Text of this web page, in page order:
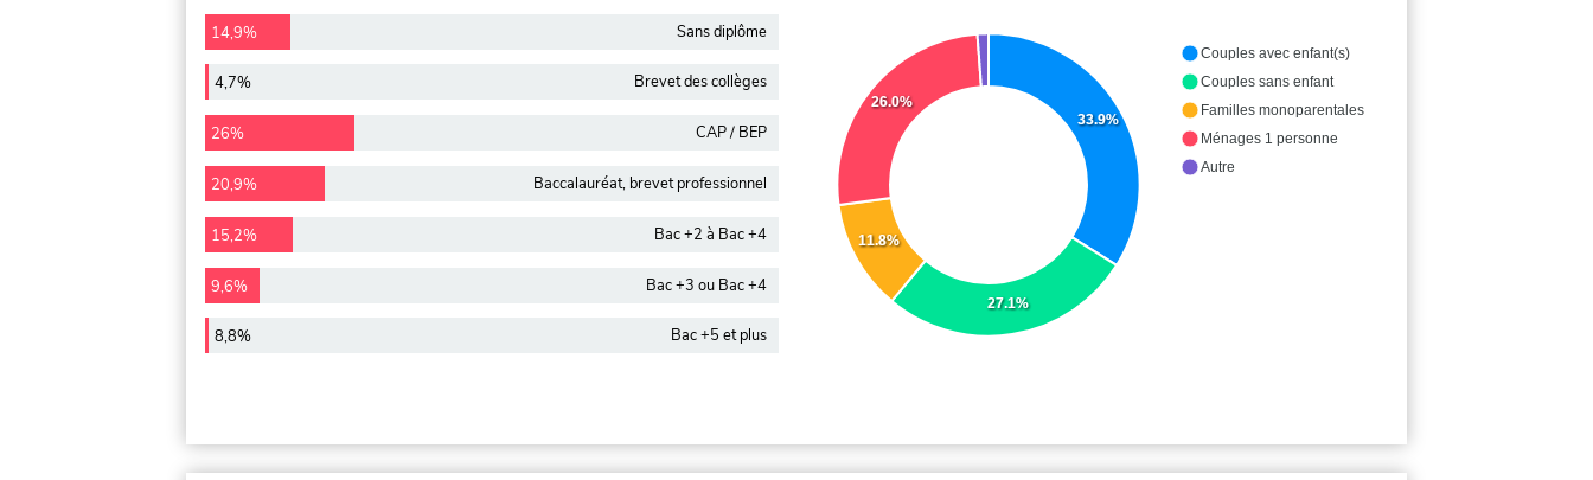
14,9% Sans diplôme
4,7% Brevet des collèges
26% CAP / BEP
20,9% Baccalauréat, brevet professionnel
15,2% Bac +2 à Bac +4
9,6% Bac +3 ou Bac +4
8,8% Bac +5 et plus
33.9%
27.1%
11.8%
26.0%
Couples avec enfant(s)
Couples sans enfant
Familles monoparentales
Ménages 1 personne
Autre